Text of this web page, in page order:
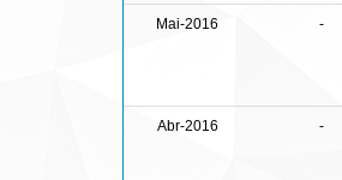
Mai-2016 -
Abr-2016 -